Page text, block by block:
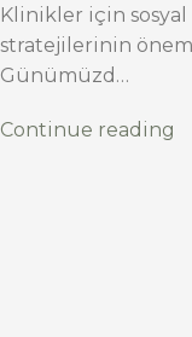
Klinikler için sosyal
stratejilerinin
Günümüzd…
Continue reading